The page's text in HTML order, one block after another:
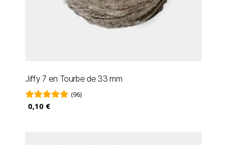
Jiffy 7 en Tourbe de 33 mm
(96)
0,10 €